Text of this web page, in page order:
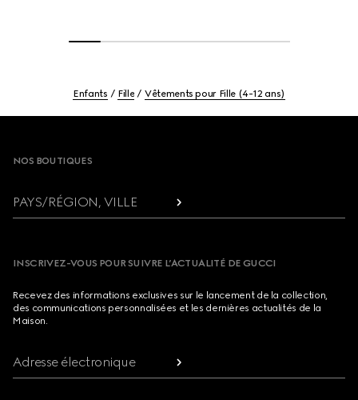
Enfants Fille Vêtements pour Fille (4-12 ans)
NOS BOUTIQUES
PAYS/RÉGION, VILLE
INSCRIVEZ-VOUS POUR SUIVRE L’ACTUALITÉ DE GUCCI
Recevez des informations exclusives sur le lancement de la collection,
des communications personnalisées et les dernières actualités de la
Maison.
Adresse électronique